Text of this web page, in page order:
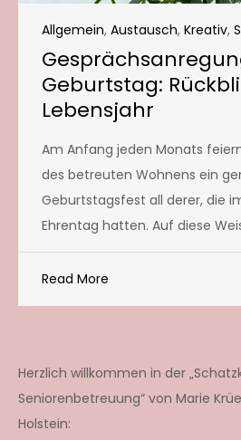
Allgemein, Austausch, Kreativ,
Geburtstag:
Lebensjahr
Am Anfang jeden Monats
des betreuten Wohnens ein
Geburtstagsfest all derer, die
Ehrentag hatten. Auf diese
Read More
Herzlich willkommen in der
Seniorenbetreuung“ von Marie
Holstein: